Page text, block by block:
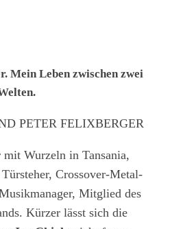
Mein Leben zwischen zwei
PETER FELIXBERGER
Wurzeln in Tansania,
Crossover-Metal-
Mitglied des
Kürzer lässt sich die